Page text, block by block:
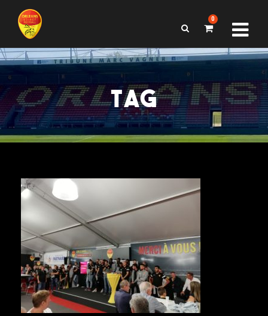
0
TAG